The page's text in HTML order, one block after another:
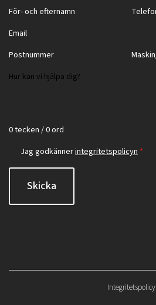
0 tecken / 0 ord
Jag godkännerintegritetspolicyn *
Skicka
Integritetspolicy